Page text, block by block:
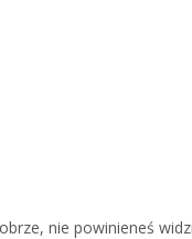
nie powinieneś